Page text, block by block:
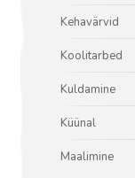
Kehavärvid
Koolitarbed
Kuldamine
Küünal
Maalimine